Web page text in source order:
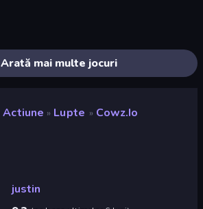
Arată mai multe jocuri
Actiune » Lupte » Cowz.io
justin